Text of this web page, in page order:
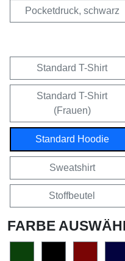
Pocketdruck, schwarz
Standard T-Shirt
Standard T-Shirt
(Frauen)
Standard Hoodie
Sweatshirt
Stoffbeutel
FARBE